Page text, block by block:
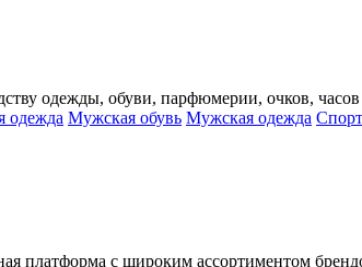
одежды, обуви, парфюмерии, очков,
одежда Мужская обувь Мужская одежда
платформа с широким ассортиментом